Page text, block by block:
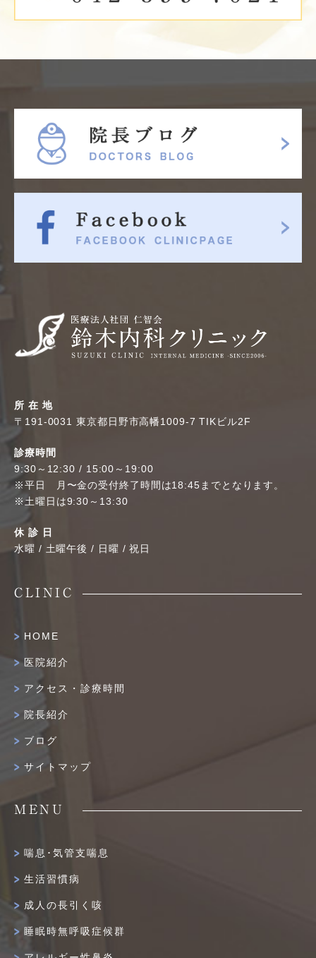
所 在 地
〒191-0031 東京都日野市高幡1009-7 TIKビル2F
診療時間
9:30～12:30 / 15:00～19:00
※平日 月〜金の受付終了時間は18:45までとなります。
※土曜日は9:30～13:30
休 診 日
水曜 / 土曜午後 / 日曜 / 祝日
CLINIC
HOME
医院紹介
アクセス・診療時間
院長紹介
ブログ
サイトマップ
MENU
喘息･気管支喘息
生活習慣病
成人の長引く咳
睡眠時無呼吸症候群